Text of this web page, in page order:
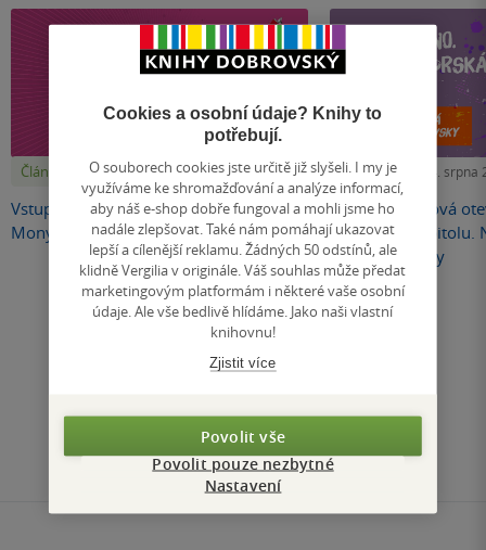
Články Před 6 hodinami
Vstupenky na uzavřenou autogramiádu
Mony Kasten jsou v prodeji!
Články Úterý 4. srpna
Radka Třeštíková
autorskou kapitolu.
jako Velikovsky
Články, které stojí za pozornost
Cookies a osobní údaje? Knihy to
potřebují.
O souborech cookies jste určitě již slyšeli. I my je
využíváme ke shromažďování a analýze informací,
aby náš e-shop dobře fungoval a mohli jsme ho
nadále zlepšovat. Také nám pomáhají ukazovat
lepší a cílenější reklamu. Žádných 50 odstínů, ale
klidně Vergilia v originále. Váš souhlas může předat
marketingovým platformám i některé vaše osobní
údaje. Ale vše bedlivě hlídáme. Jako naši vlastní
knihovnu!
Zjistit více
Povolit vše
Povolit pouze nezbytné
Nastavení